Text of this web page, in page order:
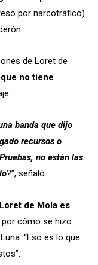
por narcotráfico)
de Loret de
no tiene
banda que dijo
recursos o
no están las
?”, señaló.
Loret de Mola es
por cómo se hizo
“Eso es lo que